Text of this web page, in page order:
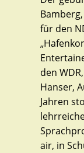
für den
den
Hanser,
Jahren
air, in